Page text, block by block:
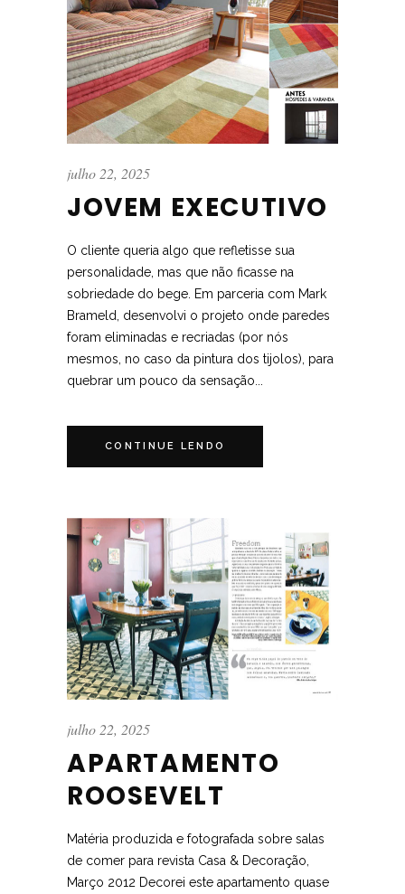
julho 22, 2025
JOVEM EXECUTIVO
O cliente queria algo que refletisse sua
personalidade, mas que não ficasse na
sobriedade do bege. Em parceria com Mark
Brameld, desenvolvi o projeto onde paredes
foram eliminadas e recriadas (por nós
mesmos, no caso da pintura dos tijolos), para
quebrar um pouco da sensação...
CONTINUE LENDO
julho 22, 2025
APARTAMENTO
ROOSEVELT
Matéria produzida e fotografada sobre salas
de comer para revista Casa & Decoração,
Março 2012 Decorei este apartamento quase